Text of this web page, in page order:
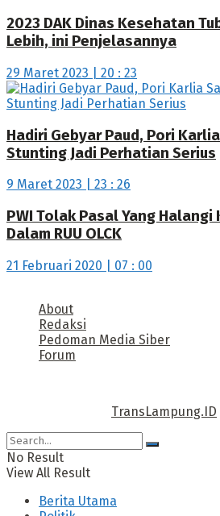
2023 DAK Dinas Kesehatan
Lebih, ini Penjelasannya
29 Maret 2023 | 20 : 23
Hadiri Gebyar Paud, Pori
Stunting Jadi Perhatian Serius
9 Maret 2023 | 23 : 26
PWI Tolak Pasal Yang Halangi
Dalam RUU OLCK
21 Februari 2020 | 07 : 00
About
Redaksi
Pedoman Media Siber
Forum
TransLampung.ID
No Result
View All Result
Berita Utama